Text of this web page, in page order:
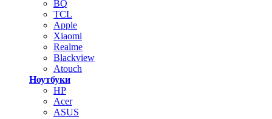
BQ
TCL
Apple
Xiaomi
Realme
Blackview
Atouch
Ноутбуки
HP
Acer
ASUS